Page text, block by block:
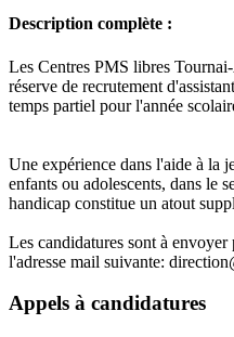
Description complète :
Les Centres PMS libres
réserve de recrutement
temps partiel pour l'année
Une expérience dans l'aide à la
enfants ou adolescents, dans le
handicap constitue un atout
Les candidatures sont à
l'adresse mail suivante:
Centre
+
Leaflet|
Appels à candidatures